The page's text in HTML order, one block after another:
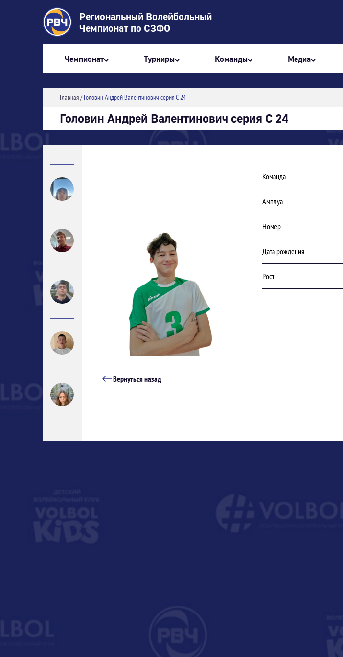
Региональный Волейбольный
Чемпионат по СЗФО
Чемпионат Турниры Команды Медиа
Главная/Головин Андрей Валентинович серия С 24
Головин Андрей Валентинович серия С 24
Команда
Амплуа
Номер
Дата рождения
Рост
Вернуться назад